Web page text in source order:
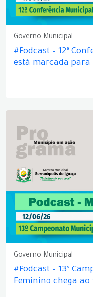
Governo Municipal
#Podcast – 12ª
está marcada para
Governo Municipal
#Podcast – 13º
Feminino chega ao